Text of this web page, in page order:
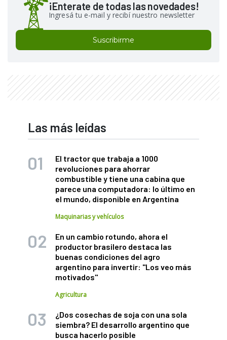
¡Enterate de todas las novedades!
Ingresá tu e-mail y recibí nuestro newsletter
Suscribirme
Las más leídas
El tractor que trabaja a 1000
revoluciones para ahorrar
combustible y tiene una cabina que
parece una computadora: lo último en
el mundo, disponible en Argentina
Maquinarias y vehículos
En un cambio rotundo, ahora el
productor brasilero destaca las
buenas condiciones del agro
argentino para invertir: "Los veo más
motivados"
Agricultura
¿Dos cosechas de soja con una sola
siembra? El desarrollo argentino que
busca hacerlo posible